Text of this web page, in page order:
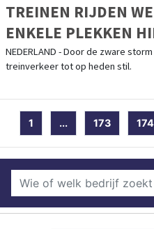
TREINEN RIJDEN
ENKELE PLEKKEN
STORM
NEDERLAND - Door de zware
treinverkeer tot op heden stil.
1 ... 173 174